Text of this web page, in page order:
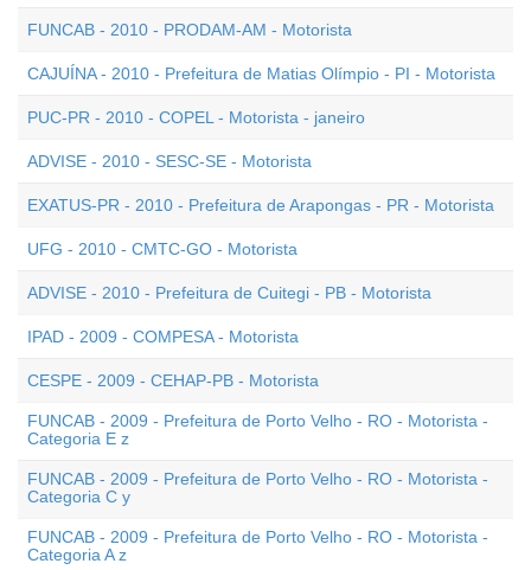
FUNCAB - 2010 - PRODAM-AM - Motorista
CAJUÍNA - 2010 - Prefeitura de Matias Olímpio - PI - Motorista
PUC-PR - 2010 - COPEL - Motorista - janeiro
ADVISE - 2010 - SESC-SE - Motorista
EXATUS-PR - 2010 - Prefeitura de Arapongas - PR - Motorista
UFG - 2010 - CMTC-GO - Motorista
ADVISE - 2010 - Prefeitura de Cuitegi - PB - Motorista
IPAD - 2009 - COMPESA - Motorista
CESPE - 2009 - CEHAP-PB - Motorista
FUNCAB - 2009 - Prefeitura de Porto Velho - RO - Motorista -
Categoria E z
FUNCAB - 2009 - Prefeitura de Porto Velho - RO - Motorista -
Categoria C y
FUNCAB - 2009 - Prefeitura de Porto Velho - RO - Motorista -
Categoria A z